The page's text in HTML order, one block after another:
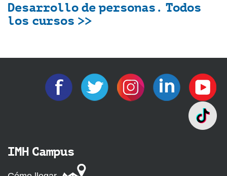
Desarrollo de personas. Todos
los cursos >>
IMH Campus